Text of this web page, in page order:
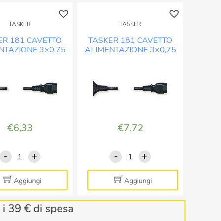
TASKER
181 CAVETTO
3×0,75
€6,33
-
TASKER
CAVETTO
+
Aggiungi
TASKER
TASKER 181 CAVETTO
ALIMENTAZIONE 3×0,75
€7,72
-
TASKER
181
CAVETTO
ALIMENTAZIONE
3x0,75
+
Aggiungi